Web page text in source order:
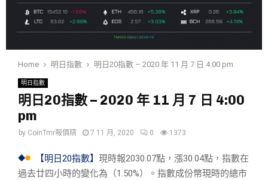
Home 明日指數 明日20指數 – 2020 年 11 月 7 日 4:00 pm
明日指數
明日20指數 – 2020 年 11 月 7 日 4:00
pm
by CoinTmr報價精 7 11 月, 2020 0 1373
【明日20指數】 現時報2030.07點，漲30.04點，指數在
過去廿四小時的變化為（1.50%）。指數成份幣現時的總市